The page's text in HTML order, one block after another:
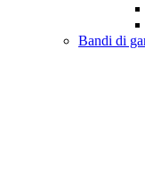
Bandi di